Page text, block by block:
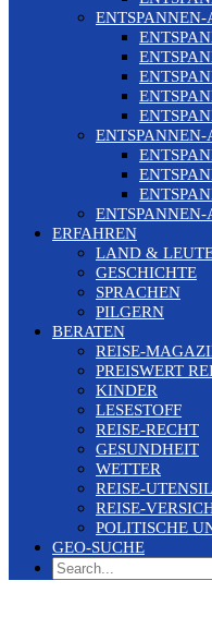
ENTSPANNEN-
ERFAHREN
LAND &
GESCHICHTE
SPRACHEN
PILGERN
BERATEN
REISE-
PREISWERT
KINDER
LESESTOFF
REISE-RECHT
GESUNDHEIT
WETTER
REISE-
REISE-
POLITISCHE
GEO-SUCHE
Search